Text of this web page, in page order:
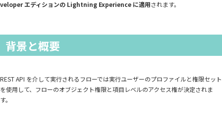
veloper エディションの Lightning Experience に適用されます。
背景と概要
REST API を介して実行されるフローでは実行ユーザーのプロファイルと権限セット
を使用して、フローのオブジェクト権限と項目レベルのアクセス権が決定されま
す。